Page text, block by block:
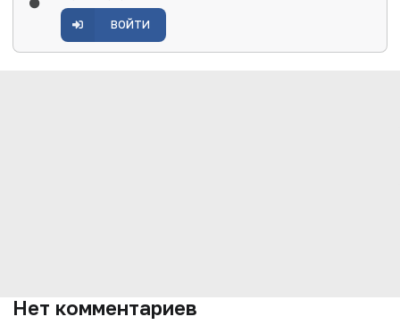
ВОЙТИ
Нет комментариев